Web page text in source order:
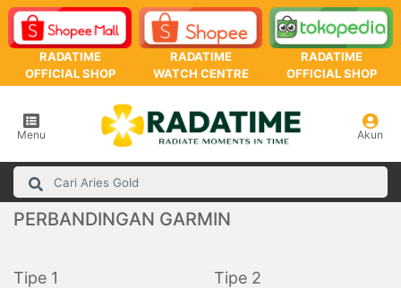
RADATIME
OFFICIAL SHOP
RADATIME
WATCH CENTRE
RADATIME
OFFICIAL SHOP
Menu Akun
PERBANDINGAN GARMIN
Tipe 1 Tipe 2